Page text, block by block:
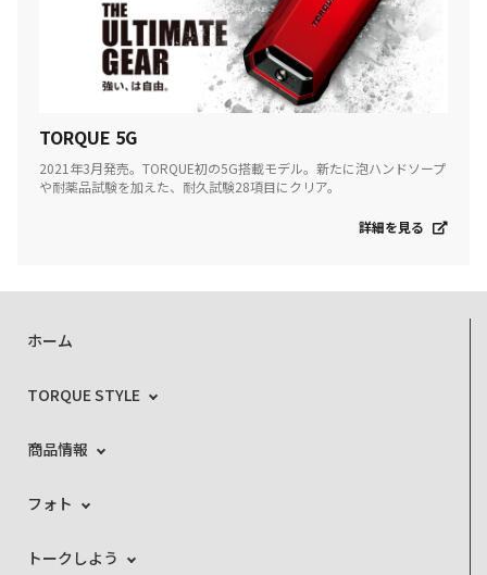
TORQUE 5G
2021年3月発売。TORQUE初の5G搭載モデル。新たに泡ハンドソープ
や耐薬品試験を加えた、耐久試験28項目にクリア。
詳細を見る
ホーム
TORQUE STYLE
商品情報
フォト
トークしよう